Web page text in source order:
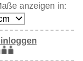
ist leer.